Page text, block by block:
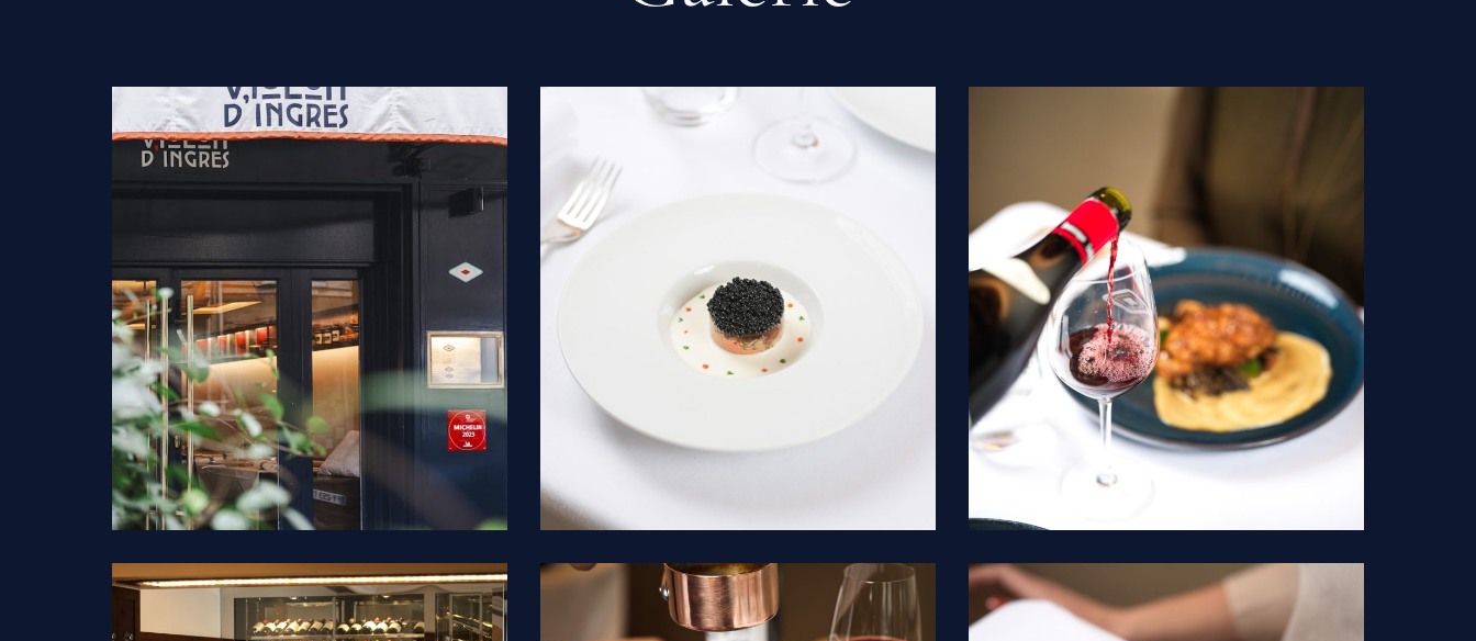
ACCUEIL
MENUS&CARTE
CARTE DES VINS
GALERIE
RÉSERVATION
CONTACT
OFFRIR